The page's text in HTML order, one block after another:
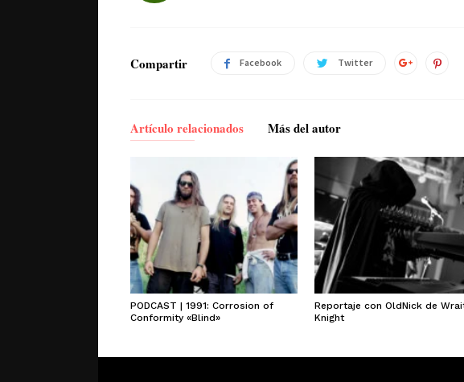
Compartir Facebook Twitter
Artículo relacionados Más del autor
PODCAST | 1991: Corrosion of
Conformity «Blind»
Reportaje con OldNick de
Knight